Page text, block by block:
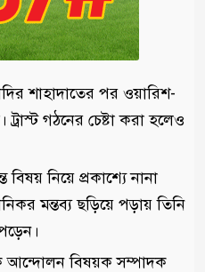
শাহাদাতের পর ওয়ারিশ-
গঠনের চেষ্টা করা হলেও
বিষয় নিয়ে প্রকাশ্যে নানা
মন্তব্য ছড়িয়ে পড়ায় তিনি
আন্দোলন বিষয়ক সম্পাদক